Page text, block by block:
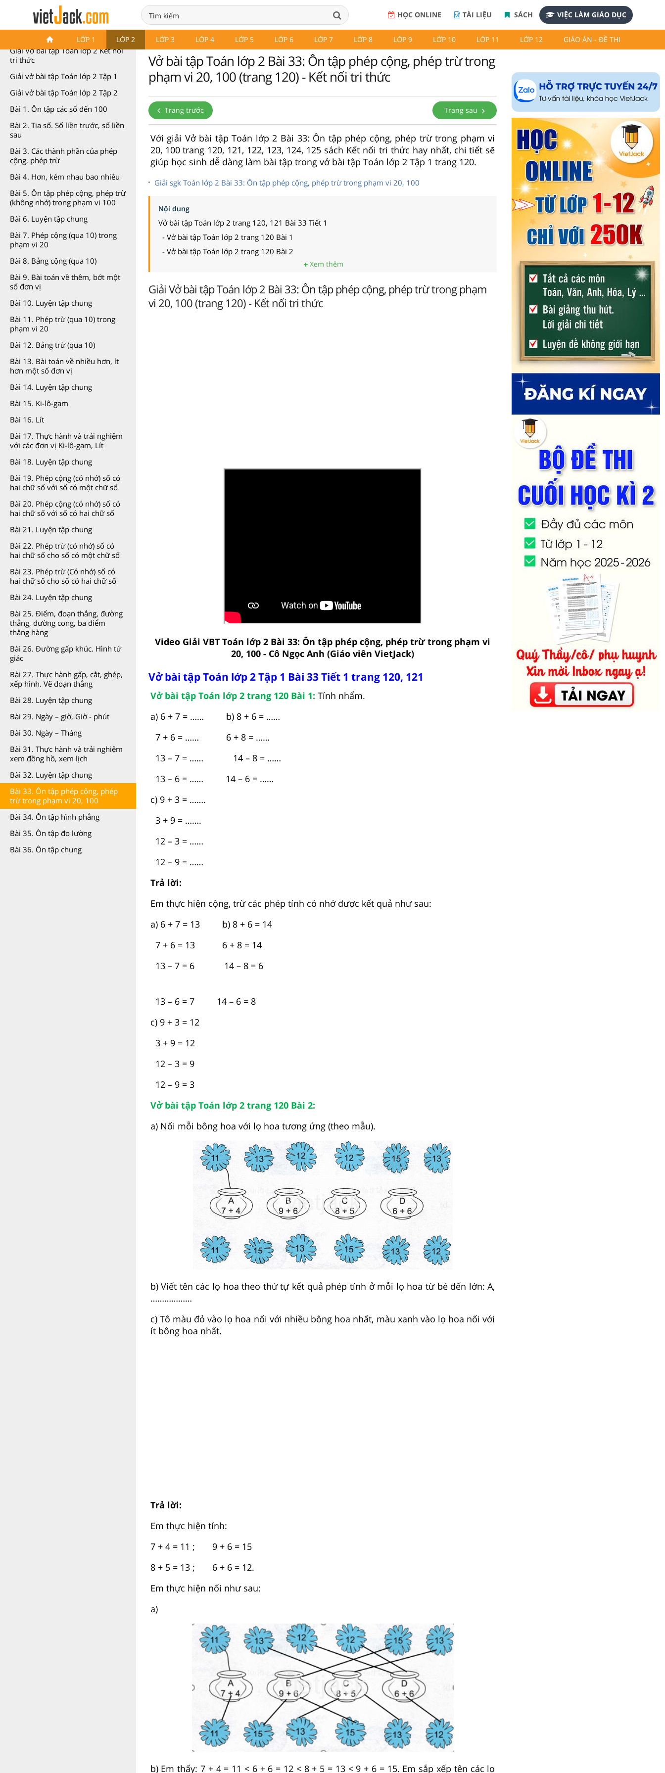
HỌC ONLINE TÀI LIỆU SÁCH VIỆC LÀM GIÁO DỤC
LỚP 1 LỚP 2 LỚP 3 LỚP 4 LỚP 5 LỚP 6 LỚP 7 LỚP 8 LỚP 9 LỚP 10 LỚP 11 LỚP 12 GIÁO ÁN - ĐỀ THI
VBT Toán lớp 2 Kết nối tri thức
Giải Vở bài tập Toán lớp 2 Kết nối
tri thức
Giải vở bài tập Toán lớp 2 Tập 1
Giải vở bài tập Toán lớp 2 Tập 2
Bài 1. Ôn tập các số đến 100
Bài 2. Tia số. Số liền trước, số liền
sau
Bài 3. Các thành phần của phép
cộng, phép trừ
Bài 4. Hơn, kém nhau bao nhiêu
Bài 5. Ôn tập phép cộng, phép trừ
(không nhớ) trong phạm vi 100
Bài 6. Luyện tập chung
Bài 7. Phép cộng (qua 10) trong
phạm vi 20
Bài 8. Bảng cộng (qua 10)
Bài 9. Bài toán về thêm, bớt một
số đơn vị
Bài 10. Luyện tập chung
Bài 11. Phép trừ (qua 10) trong
phạm vi 20
Bài 12. Bảng trừ (qua 10)
Bài 13. Bài toán về nhiều hơn, ít
hơn một số đơn vị
Bài 14. Luyện tập chung
Bài 15. Ki-lô-gam
Bài 16. Lít
Bài 17. Thực hành và trải nghiệm
với các đơn vị Ki-lô-gam, Lít
Bài 18. Luyện tập chung
Bài 19. Phép cộng (có nhớ) số có
hai chữ số với số có một chữ số
Bài 20. Phép cộng (có nhớ) số có
hai chữ số với số có hai chữ số
Bài 21. Luyện tập chung
Bài 22. Phép trừ (có nhớ) số có
hai chữ số cho số có một chữ số
Bài 23. Phép trừ (Có nhớ) số có
hai chữ số cho số có hai chữ số
Bài 24. Luyện tập chung
Bài 25. Điểm, đoạn thẳng, đường
thẳng, đường cong, ba điểm
thẳng hàng
Bài 26. Đường gấp khúc. Hình tứ
giác
Bài 27. Thực hành gấp, cắt, ghép,
xếp hình. Vẽ đoạn thẳng
Bài 28. Luyện tập chung
Bài 29. Ngày – giờ, Giờ - phút
Bài 30. Ngày – Tháng
Bài 31. Thực hành và trải nghiệm
xem đồng hồ, xem lịch
Bài 32. Luyện tập chung
Bài 33. Ôn tập phép cộng, phép
trừ trong phạm vi 20, 100
Bài 34. Ôn tập hình phẳng
Bài 35. Ôn tập đo lường
Bài 36. Ôn tập chung
Vở bài tập Toán lớp 2 Bài 33: Ôn tập phép cộng, phép trừ trong
phạm vi 20, 100 (trang 120) - Kết nối tri thức
Trang trước Trang sau
Với giải Vở bài tập Toán lớp 2 Bài 33: Ôn tập phép cộng, phép trừ trong phạm vi
20, 100 trang 120, 121, 122, 123, 124, 125 sách Kết nối tri thức hay nhất, chi tiết sẽ
giúp học sinh dễ dàng làm bài tập trong vở bài tập Toán lớp 2 Tập 1 trang 120.
Giải sgk Toán lớp 2 Bài 33: Ôn tập phép cộng, phép trừ trong phạm vi 20, 100
Nội dung
Vở bài tập Toán lớp 2 trang 120, 121 Bài 33 Tiết 1
- Vở bài tập Toán lớp 2 trang 120 Bài 1
- Vở bài tập Toán lớp 2 trang 120 Bài 2
Xem thêm
Giải Vở bài tập Toán lớp 2 Bài 33: Ôn tập phép cộng, phép trừ trong phạm
vi 20, 100 (trang 120) - Kết nối tri thức
Video Giải VBT Toán lớp 2 Bài 33: Ôn tập phép cộng, phép trừ trong phạm vi
20, 100 - Cô Ngọc Anh (Giáo viên VietJack)
Vở bài tập Toán lớp 2 Tập 1 Bài 33 Tiết 1 trang 120, 121
Vở bài tập Toán lớp 2 trang 120 Bài 1: Tính nhẩm.
a) 6 + 7 = …… b) 8 + 6 = ……
7 + 6 = …… 6 + 8 = ……
13 – 7 = …… 14 – 8 = ……
13 – 6 = …… 14 – 6 = ……
c) 9 + 3 = …….
3 + 9 = …….
12 – 3 = ……
12 – 9 = ……
Trả lời:
Em thực hiện cộng, trừ các phép tính có nhớ được kết quả như sau:
a) 6 + 7 = 13 b) 8 + 6 = 14
7 + 6 = 13 6 + 8 = 14
13 – 7 = 6 14 – 8 = 6
13 – 6 = 7 14 – 6 = 8
c) 9 + 3 = 12
3 + 9 = 12
12 – 3 = 9
12 – 9 = 3
Vở bài tập Toán lớp 2 trang 120 Bài 2:
a) Nối mỗi bông hoa với lọ hoa tương ứng (theo mẫu).
b) Viết tên các lọ hoa theo thứ tự kết quả phép tính ở mỗi lọ hoa từ bé đến lớn: A,
………………
c) Tô màu đỏ vào lọ hoa nối với nhiều bông hoa nhất, màu xanh vào lọ hoa nối với
ít bông hoa nhất.
Trả lời:
Em thực hiện tính:
7 + 4 = 11 ; 9 + 6 = 15
8 + 5 = 13 ; 6 + 6 = 12.
Em thực hiện nối như sau:
a)
b) Em thấy: 7 + 4 = 11 < 6 + 6 = 12 < 8 + 5 = 13 < 9 + 6 = 15. Em sắp xếp tên các lọ